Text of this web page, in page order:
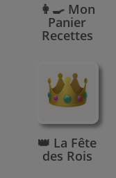
👩‍🍳 Mon
Panier
Recettes
👑 La Fête
des Rois